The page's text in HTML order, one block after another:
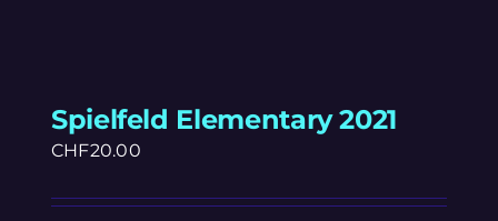
Spielfeld Elementary 2021
CHF20.00